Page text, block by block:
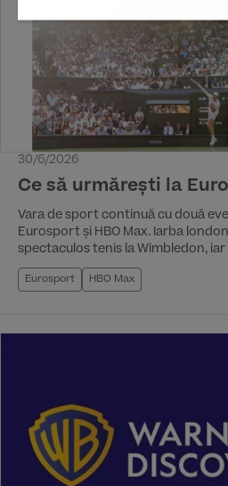
promite un coșmar bine livrat, și
lui Robin Byrd" („Bang My Box:
pe ecran o poveste fascinantă
moștenire.
30/6/2026
Ce să urmărești la
Vara de sport continuă cu două
Eurosport și HBO Max. Iarba
spectaculos tenis la Wimbledon,
protagoniști în Turul Franței, cel
Tururi ale anului. Iată ce trebuie să
Eurosport HBO Max